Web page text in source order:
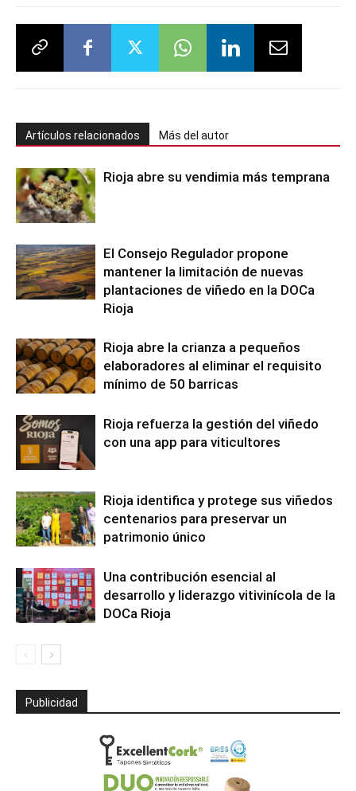
Artículos relacionados Más del autor
Rioja abre su vendimia más temprana
El Consejo Regulador propone
mantener la limitación de nuevas
plantaciones de viñedo en la DOCa
Rioja
Rioja abre la crianza a pequeños
elaboradores al eliminar el requisito
mínimo de 50 barricas
Rioja refuerza la gestión del viñedo
con una app para viticultores
Rioja identifica y protege sus viñedos
centenarios para preservar un
patrimonio único
Una contribución esencial al
desarrollo y liderazgo vitivinícola de la
DOCa Rioja
Publicidad